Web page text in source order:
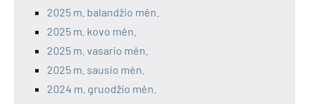
2025 m. balandžio mėn.
2025 m. kovo mėn.
2025 m. vasario mėn.
2025 m. sausio mėn.
2024 m. gruodžio mėn.